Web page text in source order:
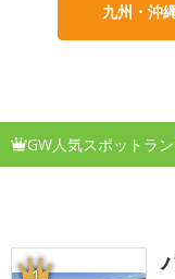
九州・沖
GW人気スポットラ